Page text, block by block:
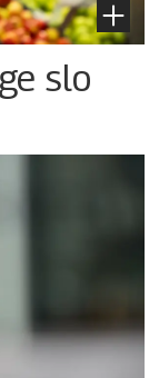
slo